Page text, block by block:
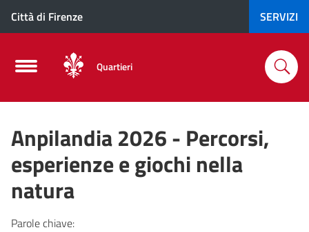
Città di Firenze SERVIZI
Quartieri
Anpilandia 2026 - Percorsi,
esperienze e giochi nella
natura
Parole chiave: